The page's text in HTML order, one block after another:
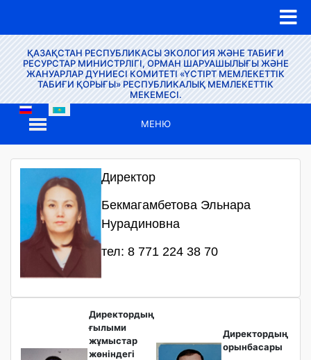
ҚАЗАҚСТАН РЕСПУБЛИКАСЫ ЭКОЛОГИЯ ЖӘНЕ ТАБИҒИ
РЕСУРСТАР МИНИСТРЛІГІ, ОРМАН ШАРУАШЫЛЫҒЫ ЖӘНЕ
ЖАНУАРЛАР ДҮНИЕСІ КОМИТЕТІ «ҮСТІРТ МЕМЛЕКЕТТІК
ТАБИҒИ ҚОРЫҒЫ» РЕСПУБЛИКАЛЫҚ МЕМЛЕКЕТТІК
МЕКЕМЕСІ.
МЕНЮ
Директор
Бекмагамбетова Эльнара
Нурадиновна
тел: 8 771 224 38 70
Директордың
ғылыми
жұмыстар
жөніндегі
Директордың
орынбасары